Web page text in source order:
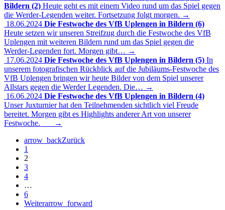
Bildern (2) Heute geht es mit einem Video rund um das Spiel gegen
die Werder-Legenden weiter. Fortsetzung folgt morgen. →
18.06.2024 Die Festwoche des VfB Uplengen in Bildern (6)
Heute setzen wir unseren Streifzug durch die Festwoche des VfB
Uplengen mit weiteren Bildern rund um das Spiel gegen die
Werder-Legenden fort. Morgen gibt… →
17.06.2024 Die Festwoche des VfB Uplengen in Bildern (5) In
unserem fotografischen Rückblick auf die Jubiläums-Festwoche des
VfB Uplengen bringen wir heute Bilder von dem Spiel unserer
Allstars gegen die Werder Legenden. Die… →
16.06.2024 Die Festwoche des VfB Uplengen in Bildern (4)
Unser Juxturnier hat den Teilnehmenden sichtlich viel Freude
bereitet. Morgen gibt es Highlights anderer Art von unserer
Festwoche.
→
arrow_backZurück
1
2
3
4
…
6
Weiterarrow_forward